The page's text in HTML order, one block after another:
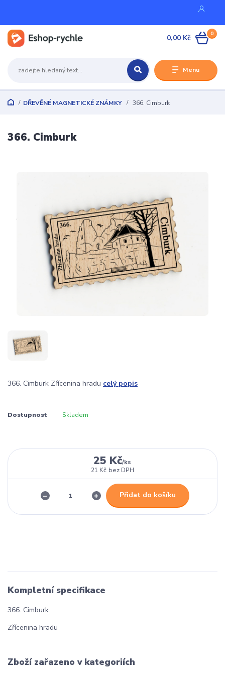
Menu
0
0,00 Kč
DŘEVĚNÉ MAGNETICKÉ ZNÁMKY 366. Cimburk
366. Cimburk
366. Cimburk Zřícenina hradu celý popis
Dostupnost Skladem
25 Kč/ks
21 Kč bez DPH
Přidat do košíku
Kompletní specifikace
366. Cimburk
Zřícenina hradu
Zboží zařazeno v kategoriích